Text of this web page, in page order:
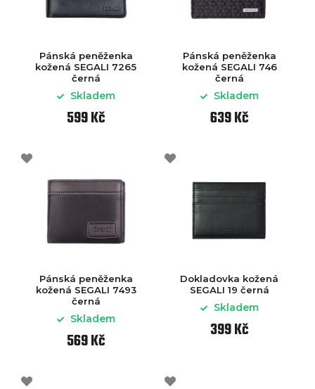
Pánská peněženka
kožená SEGALI 7265
černá
Skladem
599 Kč
Pánská peněženka
kožená SEGALI 746
černá
Skladem
639 Kč
Pánská peněženka
kožená SEGALI 7493
černá
Skladem
569 Kč
Dokladovka kožená
SEGALI 19 černá
Skladem
399 Kč